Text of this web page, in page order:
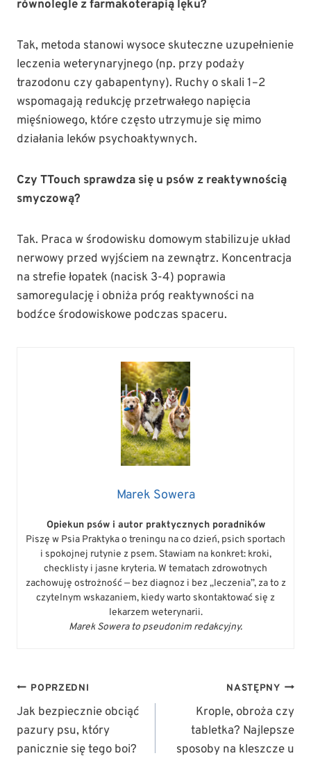
równolegle z farmakoterapią lęku?
Tak, metoda stanowi wysoce skuteczne uzupełnienie
leczenia weterynaryjnego (np. przy podaży
trazodonu czy gabapentyny). Ruchy o skali 1–2
wspomagają redukcję przetrwałego napięcia
mięśniowego, które często utrzymuje się mimo
działania leków psychoaktywnych.
Czy TTouch sprawdza się u psów z reaktywnością
smyczową?
Tak. Praca w środowisku domowym stabilizuje układ
nerwowy przed wyjściem na zewnątrz. Koncentracja
na strefie łopatek (nacisk 3-4) poprawia
samoregulację i obniża próg reaktywności na
bodźce środowiskowe podczas spaceru.
Marek Sowera
Opiekun psów i autor praktycznych poradników
Piszę w Psia Praktyka o treningu na co dzień, psich sportach
i spokojnej rutynie z psem. Stawiam na konkret: kroki,
checklisty i jasne kryteria. W tematach zdrowotnych
zachowuję ostrożność — bez diagnoz i bez „leczenia”, za to z
czytelnym wskazaniem, kiedy warto skontaktować się z
lekarzem weterynarii.
Marek Sowera to pseudonim redakcyjny.
NAWIGACJA
WPISU
POPRZEDNI
Jak bezpiecznie obciąć
pazury psu, który
panicznie się tego boi?
NASTĘPNY
Krople, obroża czy
tabletka? Najlepsze
sposoby na kleszcze u